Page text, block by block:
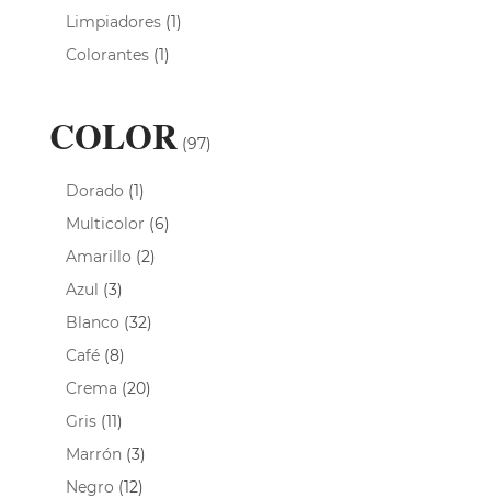
Limpiadores (1)
Colorantes (1)
COLOR (97)
Dorado (1)
Multicolor (6)
Amarillo (2)
Azul (3)
Blanco (32)
Café (8)
Crema (20)
Gris (11)
Marrón (3)
Negro (12)